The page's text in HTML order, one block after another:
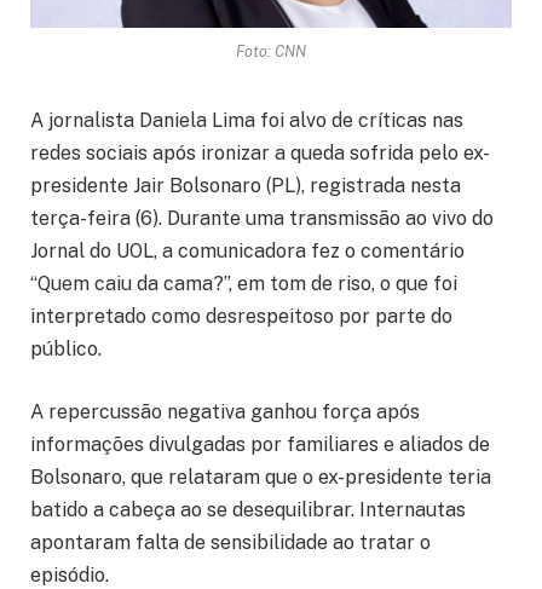
Foto: CNN
A jornalista Daniela Lima foi alvo de críticas nas
redes sociais após ironizar a queda sofrida pelo ex-
presidente Jair Bolsonaro (PL), registrada nesta
terça-feira (6). Durante uma transmissão ao vivo do
Jornal do UOL, a comunicadora fez o comentário
“Quem caiu da cama?”, em tom de riso, o que foi
interpretado como desrespeitoso por parte do
público.
A repercussão negativa ganhou força após
informações divulgadas por familiares e aliados de
Bolsonaro, que relataram que o ex-presidente teria
batido a cabeça ao se desequilibrar. Internautas
apontaram falta de sensibilidade ao tratar o
episódio.